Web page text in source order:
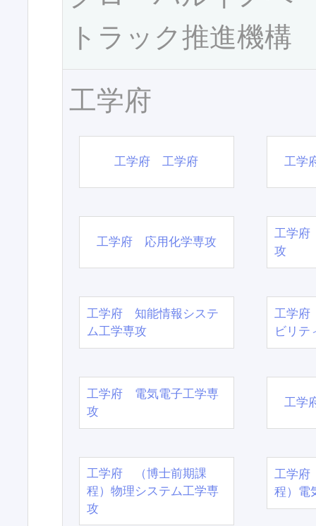
トラック推進機構
工学府
工学府 工学府 工学
工学府 応用化学専攻
工学府
攻
工学府 知能情報システ
ム工学専攻
工学府
ビリテ
工学府 電気電子工学専
攻
工学
工学府 （博士前期課
程）物理システム工学専
攻
工学
程）電